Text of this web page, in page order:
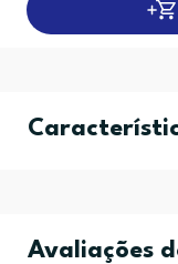
Avaliações